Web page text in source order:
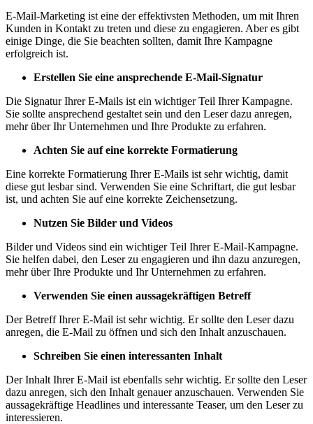
E-Mail-Marketing ist eine der effektivsten Methoden, um mit Ihren
Kunden in Kontakt zu treten und diese zu engagieren. Aber es gibt
einige Dinge, die Sie beachten sollten, damit Ihre Kampagne
erfolgreich ist.
Erstellen Sie eine ansprechende E-Mail-Signatur
Die Signatur Ihrer E-Mails ist ein wichtiger Teil Ihrer Kampagne.
Sie sollte ansprechend gestaltet sein und den Leser dazu anregen,
mehr über Ihr Unternehmen und Ihre Produkte zu erfahren.
Achten Sie auf eine korrekte Formatierung
Eine korrekte Formatierung Ihrer E-Mails ist sehr wichtig, damit
diese gut lesbar sind. Verwenden Sie eine Schriftart, die gut lesbar
ist, und achten Sie auf eine korrekte Zeichensetzung.
Nutzen Sie Bilder und Videos
Bilder und Videos sind ein wichtiger Teil Ihrer E-Mail-Kampagne.
Sie helfen dabei, den Leser zu engagieren und ihn dazu anzuregen,
mehr über Ihre Produkte und Ihr Unternehmen zu erfahren.
Verwenden Sie einen aussagekräftigen Betreff
Der Betreff Ihrer E-Mail ist sehr wichtig. Er sollte den Leser dazu
anregen, die E-Mail zu öffnen und sich den Inhalt anzuschauen.
Schreiben Sie einen interessanten Inhalt
Der Inhalt Ihrer E-Mail ist ebenfalls sehr wichtig. Er sollte den Leser
dazu anregen, sich den Inhalt genauer anzuschauen. Verwenden Sie
aussagekräftige Headlines und interessante Teaser, um den Leser zu
interessieren.